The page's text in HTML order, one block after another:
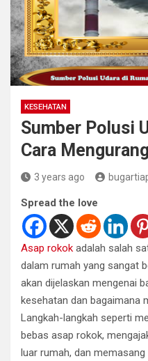
KESEHATAN
Sumber Polusi
Cara
3 years ago
Spread the love
Asap rokok adalah salah
dalam rumah yang sangat
akan dijelaskan mengenai
kesehatan dan bagaimana
Langkah-langkah seperti
bebas asap rokok,
luar rumah, dan